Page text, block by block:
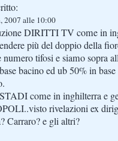
2007 alle 10:00
DIRITTI TV come in
più del doppio della
tifosi e siamo sopra
bacino ed ub 50% in
come in inghilterra e
rivelazioni ex
Carraro? e gli altri?